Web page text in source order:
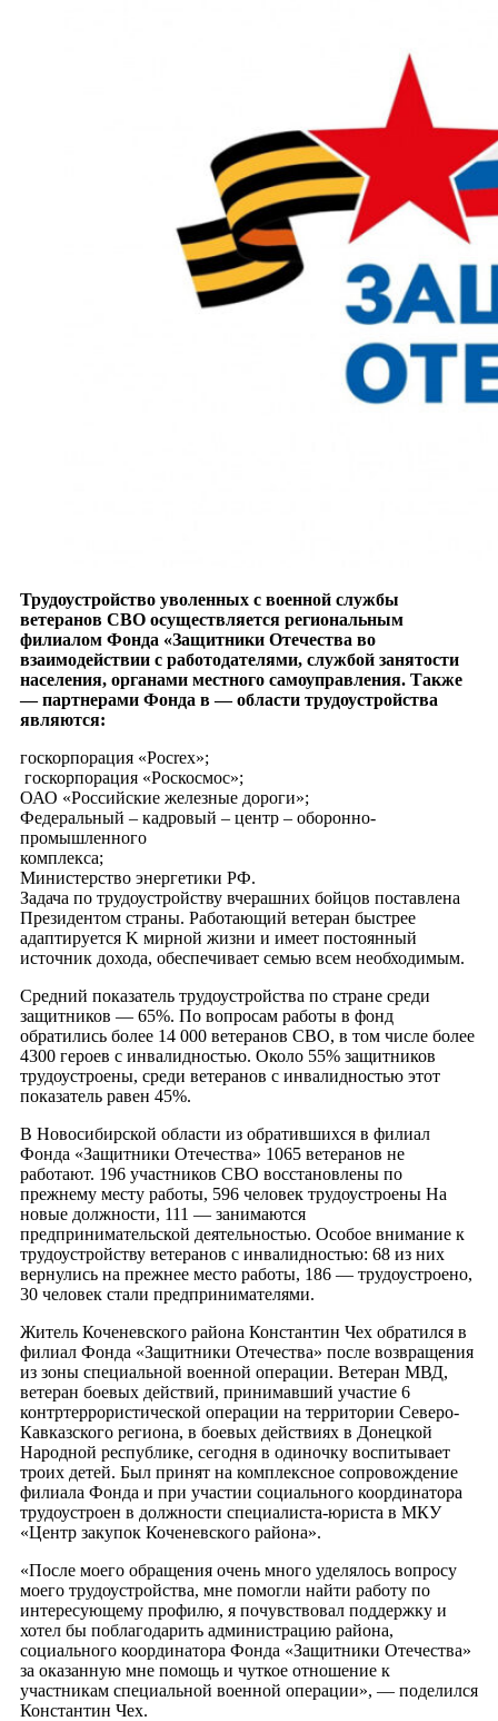
Трудоустройство уволенных c военной службы
ветеранов СВО осуществляется региональным
филиалом Фонда «Защитники Отечества во
взаимодействии с работодателями, службой занятости
населения, органами местного самоуправления. Также
— партнерами Фонда в — области трудоустройства
являются:
госкорпорация «Pocrex»;
госкорпорация «Роскосмос»;
ОАО «Российские железные дороги»;
Федеральный – кадровый – центр – оборонно-
промышленного
комплекса;
Министерство энергетики РФ.
Задача по трудоустройству вчерашних бойцов поставлена
Президентом страны. Работающий ветеран быстрее
адаптируется K мирной жизни и имеет постоянный
источник дохода, обеспечивает семью всем необходимым.
Средний показатель трудоустройства по стране среди
защитников — 65%. По вопросам работы в фонд
обратились более 14 000 ветеранов СВО, в том числе более
4300 героев с инвалидностью. Около 55% защитников
трудоустроены, среди ветеранов с инвалидностью этот
показатель равен 45%.
В Новосибирской области из обратившихся в филиал
Фонда «Защитники Отечества» 1065 ветеранов не
работают. 196 участников CBO восстановлены по
прежнему месту работы, 596 человек трудоустроены Ha
новые должности, 111 — занимаются
предпринимательской деятельностью. Особое внимание к
трудоустройству ветеранов с инвалидностью: 68 из них
вернулись на прежнее место работы, 186 — трудоустроено,
30 человек стали предпринимателями.
Житель Коченевского района Константин Чех обратился в
филиал Фонда «Защитники Отечества» после возвращения
из зоны специальной военной операции. Ветеран МВД,
ветеран боевых действий, принимавший участие 6
контртеррористической операции на территории Северо-
Кавказского региона, в боевых действиях в Донецкой
Народной республике, сегодня в одиночку воспитывает
троих детей. Был принят на комплексное сопровождение
филиала Фонда и при участии социального координатора
трудоустроен в должности специалиста-юриста в МКУ
«Центр закупок Коченевского района».
«После моего обращения очень много уделялось вопросу
моего трудоустройства, мне помогли найти работу по
интересующему профилю, я почувствовал поддержку и
хотел бы поблагодарить администрацию района,
социального координатора Фонда «Защитники Отечества»
за оказанную мне помощь и чуткое отношение к
участникам специальной военной операции», — поделился
Константин Чех.